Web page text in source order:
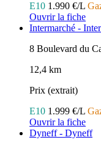
E10 1.990 €/L
Ouvrir la fiche
Intermarché -
8 Boulevard du
12,4 km
Prix (extrait)
E10 1.999 €/L
Ouvrir la fiche
Dyneff - Dyneff